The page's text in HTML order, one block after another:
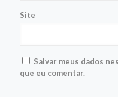
Site
Salvar meus dados
que eu comentar.